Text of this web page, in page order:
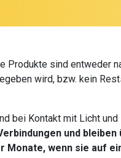
Produkte sind entweder
wird, bzw. kein
bei Kontakt mit Licht und
und bleiben
Monate, wenn sie auf